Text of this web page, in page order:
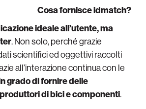
Cosa fornisce idmatch?
ideale all’utente, ma
. Non solo, perché grazie
scientifici ed oggettivi raccolti
all’interazione continua con le
grado di fornire delle
di bici e componenti.